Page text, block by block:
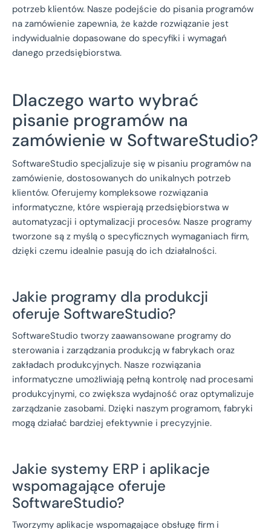
potrzeb klientów. Nasze podejście do pisania programów
na zamówienie zapewnia, że każde rozwiązanie jest
indywidualnie dopasowane do specyfiki i wymagań
danego przedsiębiorstwa.
Dlaczego warto wybrać
pisanie programów na
zamówienie w SoftwareStudio?
SoftwareStudio specjalizuje się w pisaniu programów na
zamówienie, dostosowanych do unikalnych potrzeb
klientów. Oferujemy kompleksowe rozwiązania
informatyczne, które wspierają przedsiębiorstwa w
automatyzacji i optymalizacji procesów. Nasze programy
tworzone są z myślą o specyficznych wymaganiach firm,
dzięki czemu idealnie pasują do ich działalności.
Jakie programy dla produkcji
oferuje SoftwareStudio?
SoftwareStudio tworzy zaawansowane programy do
sterowania i zarządzania produkcją w fabrykach oraz
zakładach produkcyjnych. Nasze rozwiązania
informatyczne umożliwiają pełną kontrolę nad procesami
produkcyjnymi, co zwiększa wydajność oraz optymalizuje
zarządzanie zasobami. Dzięki naszym programom, fabryki
mogą działać bardziej efektywnie i precyzyjnie.
Jakie systemy ERP i aplikacje
wspomagające oferuje
SoftwareStudio?
Tworzymy aplikacje wspomagające obsługę firm i